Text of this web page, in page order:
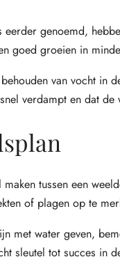
genoemd,
goed groeien in
van vocht in
verdampt en dat
tussen een
of plagen op te
met water geven,
sleutel tot succes in